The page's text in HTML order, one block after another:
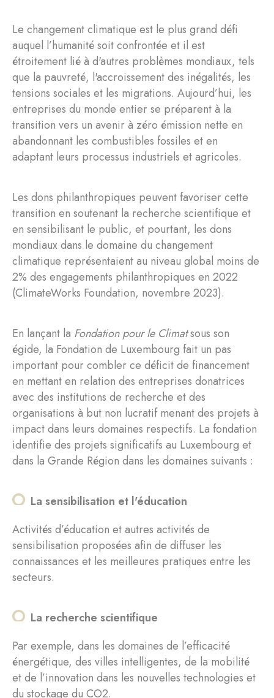
Le changement climatique est le plus grand défi
auquel l’humanité soit confrontée et il est
étroitement lié à d'autres problèmes mondiaux, tels
que la pauvreté, l'accroissement des inégalités, les
tensions sociales et les migrations. Aujourd’hui, les
entreprises du monde entier se préparent à la
transition vers un avenir à zéro émission nette en
abandonnant les combustibles fossiles et en
adaptant leurs processus industriels et agricoles.
Les dons philanthropiques peuvent favoriser cette
transition en soutenant la recherche scientifique et
en sensibilisant le public, et pourtant, les dons
mondiaux dans le domaine du changement
climatique représentaient au niveau global moins de
2% des engagements philanthropiques en 2022
(ClimateWorks Foundation, novembre 2023).
En lançant la Fondation pour le Climatsous son
égide, la Fondation de Luxembourg fait un pas
important pour combler ce déficit de financement
en mettant en relation des entreprises donatrices
avec des institutions de recherche et des
organisations à but non lucratif menant des projets à
impact dans leurs domaines respectifs. La fondation
identifie des projets significatifs au Luxembourg et
dans la Grande Région dans les domaines suivants :
La sensibilisation et l'éducation
Activités d’éducation et autres activités de
sensibilisation proposées afin de diffuser les
connaissances et les meilleures pratiques entre les
secteurs.
La recherche scientifique
Par exemple, dans les domaines de l’efficacité
énergétique, des villes intelligentes, de la mobilité
et de l’innovation dans les nouvelles technologies et
du stockage du CO2.